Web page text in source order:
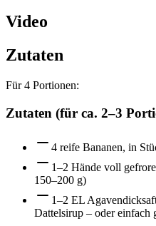
Video
Zutaten
Für4 Portionen:
Zutaten (für ca. 2–3
4 reife Bananen, in
1–2 Hände voll
150–200 g)
1–2 EL
Dattelsirup – oder einfach